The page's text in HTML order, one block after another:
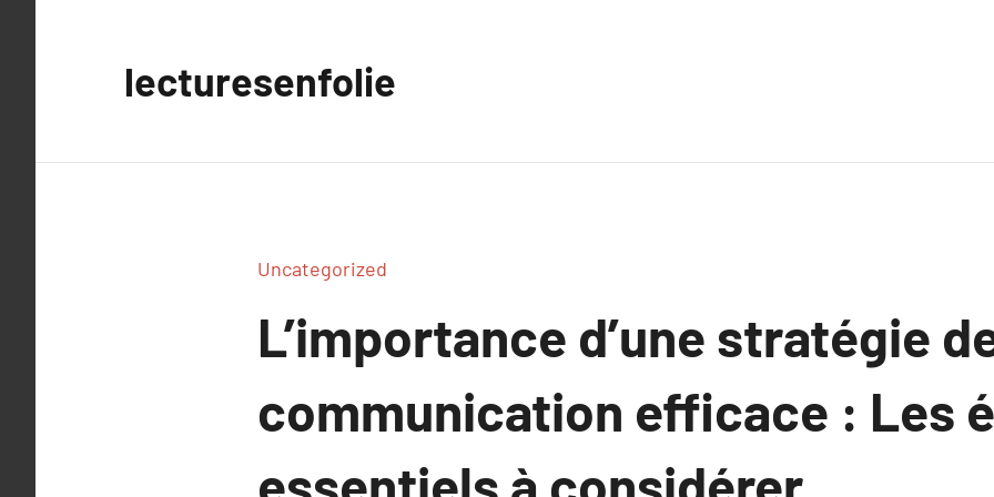
lecturesenfolie
Uncategorized
L’importance d’une stratégie
communication efficace : Les